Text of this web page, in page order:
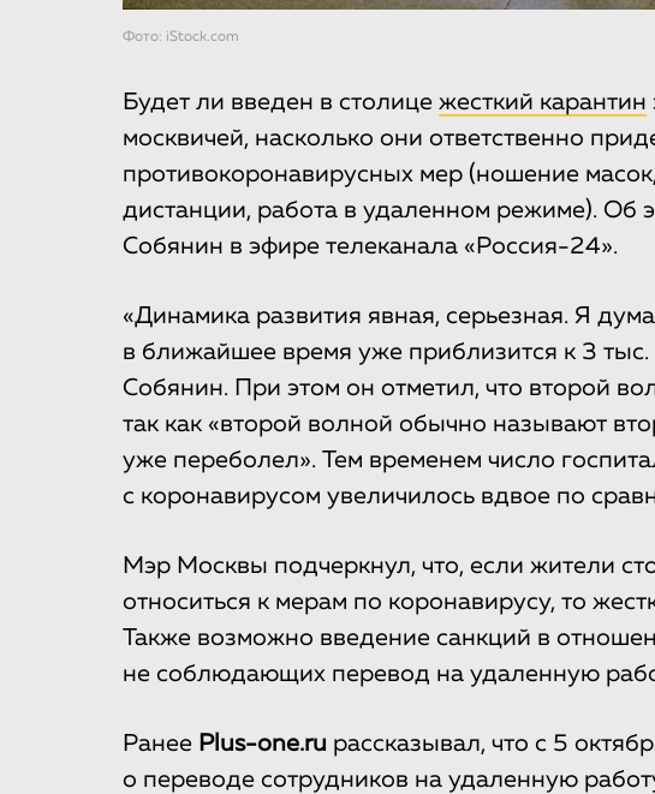
Фото: iStock.com
Будет ли введен в столице жесткий карантин
москвичей, насколько они ответственно
противокоронавирусных мер (ношение
дистанции, работа в удаленном режиме). Об
Собянин в эфире телеканала «Россия-24».
«Динамика развития явная, серьезная. Я
в ближайшее время уже приблизится к 3 тыс.
Собянин. При этом он отметил, что второй
так как «второй волной обычно называют
уже переболел». Тем временем число
с коронавирусом увеличилось вдвое по
Мэр Москвы подчеркнул, что, если жители
относиться к мерам по коронавирусу, то
Также возможно введение санкций в
не соблюдающих перевод на удаленную
Ранее Plus-one.ru рассказывал, что с 5
о переводе сотрудников на удаленную